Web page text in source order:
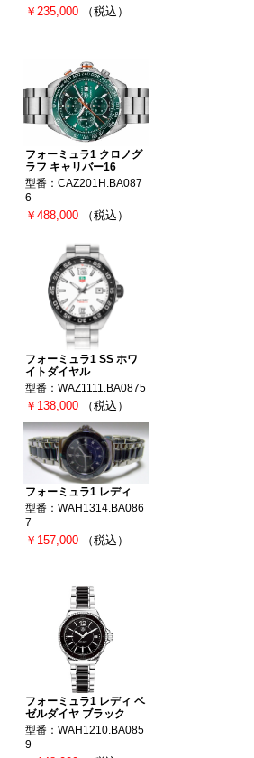
￥235,000 （税込）
フォーミュラ1 クロノグ
ラフ キャリバー16
型番：CAZ201H.BA087
6
￥488,000 （税込）
フォーミュラ1 SS ホワ
イトダイヤル
型番：WAZ1111.BA0875
￥138,000 （税込）
フォーミュラ1 レディ
型番：WAH1314.BA086
7
￥157,000 （税込）
フォーミュラ1 レディ ベ
ゼルダイヤ ブラック
型番：WAH1210.BA085
9